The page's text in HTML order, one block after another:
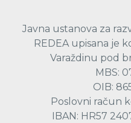
Javna ustanova za
REDEA upisana je
Varaždinu pod
MBS:
OIB:
Poslovni račun
IBAN: HR57